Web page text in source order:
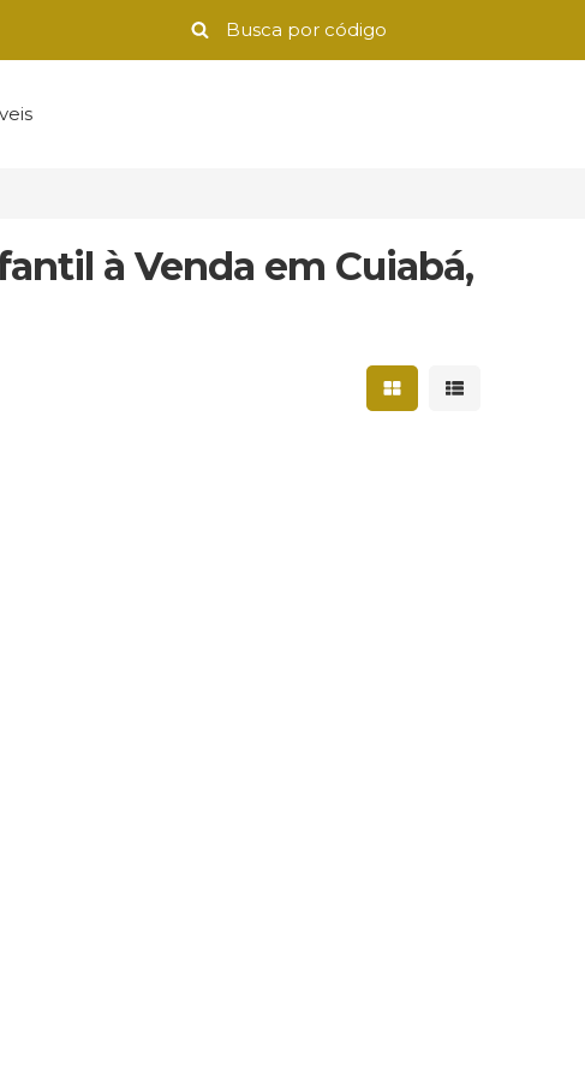
à Venda em Cuiabá,
Mostrar resultados
Mostrar